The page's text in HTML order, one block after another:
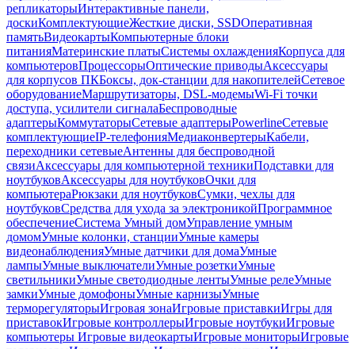
репликаторыИнтерактивные панели,
доскиКомплектующиеЖесткие диски, SSDОперативная
памятьВидеокартыКомпьютерные блоки
питанияМатеринские платыСистемы охлажденияКорпуса для
компьютеровПроцессорыОптические приводыАксессуары
для корпусов ПКБоксы, док-станции для накопителейСетевое
оборудованиеМаршрутизаторы, DSL-модемыWi-Fi точки
доступа, усилители сигналаБеспроводные
адаптерыКоммутаторыСетевые адаптерыPowerlineСетевые
комплектующиеIP-телефонияМедиаконвертерыКабели,
переходники сетевыеАнтенны для беспроводной
связиАксессуары для компьютерной техникиПодставки для
ноутбуковАксессуары для ноутбуковОчки для
компьютераРюкзаки для ноутбуковСумки, чехлы для
ноутбуковСредства для ухода за электроникойПрограммное
обеспечениеСистема Умный домУправление умным
домомУмные колонки, станцииУмные камеры
видеонаблюденияУмные датчики для домаУмные
лампыУмные выключателиУмные розеткиУмные
светильникиУмные светодиодные лентыУмные релеУмные
замкиУмные домофоныУмные карнизыУмные
терморегуляторыИгровая зонаИгровые приставкиИгры для
приставокИгровые контроллерыИгровые ноутбукиИгровые
компьютеры Игровые видеокартыИгровые мониторыИгровые